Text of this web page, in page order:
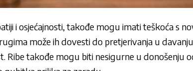
i osjećajnosti, takođe mogu imati teškoća s
može ih dovesti do pretjerivanja u
Ribe takođe mogu biti nesigurne u donošenju